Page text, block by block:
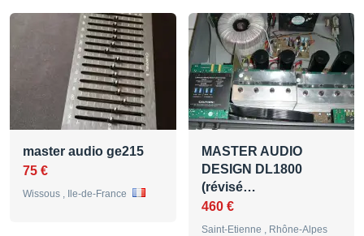
master audio ge215
75 €
Wissous , Ile-de-France
MASTER AUDIO
DESIGN DL1800
(révisé…
460 €
Saint-Etienne , Rhône-Alpes